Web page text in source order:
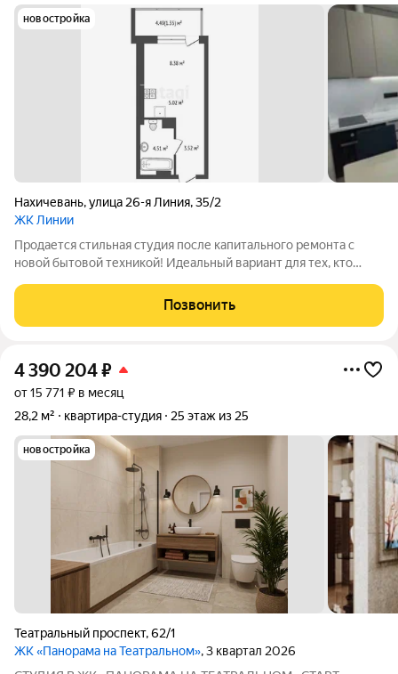
новостройка
Нахичевань,улица 26-я Линия,35/2
ЖК Линии
Продается стильная студия после капитального ремонта с
новой бытовой техникой! Идеальный вариант для тех, кто
Представляем вашему вниманию уютную студию, полностью
преображенную после
Позвонить
4 390 204₽
от 15 771 ₽ в месяц
28,2 м²
квартира-студия 25 этаж из 25
новостройка
Театральный проспект,62/1
ЖК «Панорама на Театральном», 3 квартал 2026